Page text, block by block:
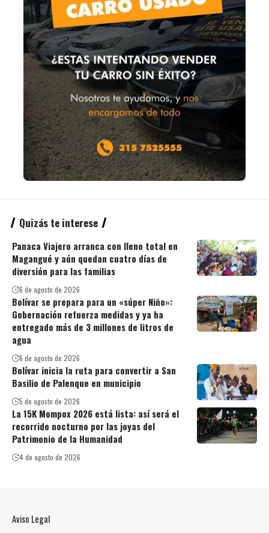
Quizás te interese
Panaca Viajero arranca con lleno total en
Magangué y aún quedan cuatro días de
diversión para las familias
6 de agosto de 2026
Bolívar se prepara para un «súper Niño»:
Gobernación refuerza medidas y ya ha
entregado más de 3 millones de litros de
agua
6 de agosto de 2026
Bolívar inicia la ruta para convertir a San
Basilio de Palenque en municipio
5 de agosto de 2026
La 15K Mompox 2026 está lista: así será el
recorrido nocturno por las joyas del
Patrimonio de la Humanidad
4 de agosto de 2026
Aviso Legal